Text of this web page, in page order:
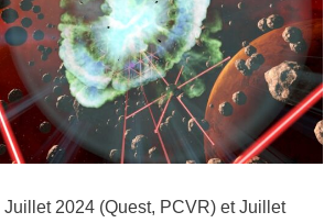
Juillet 2024 (Quest, PCVR) et Juillet